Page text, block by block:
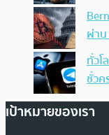
ผ่าน
ทั่วโ
ชั่วค
เป้าหมายของเรา